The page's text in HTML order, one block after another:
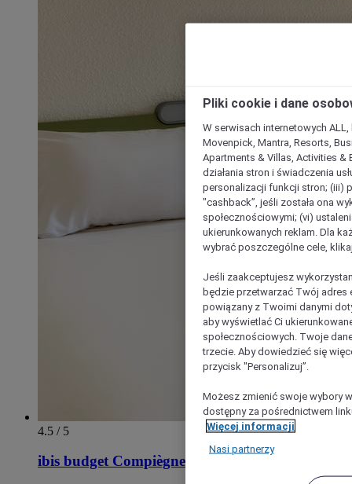
4.5 / 5
ibis budget Compiègne Centre Ville
Pliki cookie i dane
W serwisach internetowych
Movenpick, Mantra, Resorts,
Apartments & Villas, Activities &
działania stron i świadczenia
personalizacji funkcji stron; (iii)
"cashback”, jeśli została ona
społecznościowymi; (vi)
ukierunkowanych reklam. Dla
wybrać poszczególne cele,
Jeśli zaakceptujesz
będzie przetwarzać Twój adres
powiązany z Twoimi danymi
aby wyświetlać Ci
społecznościowych. Twoje
trzecie. Aby dowiedzieć się
przycisk "Personalizuj”.
Możesz zmienić swoje wybory
dostępny za pośrednictwem
Więcej informacji
Nasi partnerzy